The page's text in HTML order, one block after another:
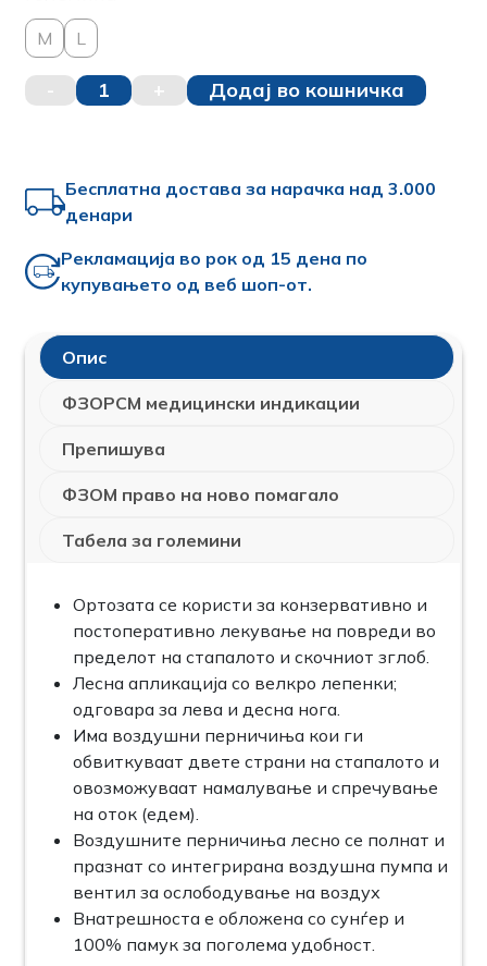
M L
- 1 + Додај во кошничка
Бесплатна достава за нарачка над 3.000
денари
Рекламација во рок од 15 дена по
купувањето од веб шоп-от.
Опис
ФЗОРСМ медицински индикации
Препишува
ФЗОМ право на ново помагало
Табела за големини
Oртозатa се користи за конзервативно и
постоперативно лекување на повреди во
пределот на стапалото и скочниот зглоб.
Лесна апликација со велкро лепенки;
одговара за лева и десна нога.
Има воздушни перничиња кои ги
обвиткуваат двете страни на стапалото и
овозможуваат намалување и спречување
на оток (едем).
Воздушните перничиња лесно се полнат и
празнат со интегрирана воздушна пумпа и
вентил за ослободување на воздух
Внатрешноста е обложена со сунѓер и
100% памук за поголема удобност.